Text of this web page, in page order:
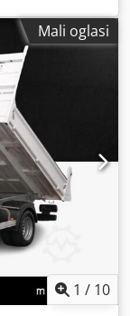
2025, Oprema:
klima uređaj,
vozilu, servo
Mali oglasi
1 / 10